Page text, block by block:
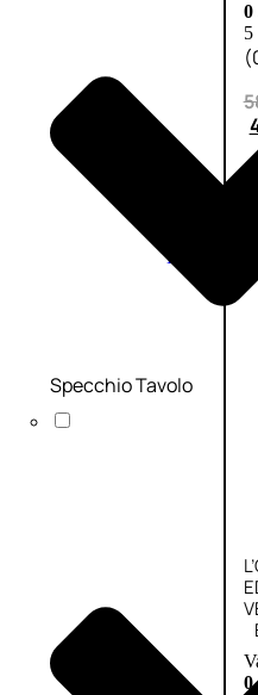
0
5
Esaurito
0
Specchio Tavolo